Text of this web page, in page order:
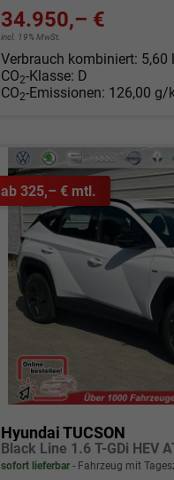
34.950,– €
incl. 19% MwSt.
Verbrauch kombiniert: 5,60
CO2-Klasse: D
CO2-Emissionen: 126,00 g/
ab 325,– € mtl.
Hyundai TUCSON
sofort lieferbar Fahrzeug mit